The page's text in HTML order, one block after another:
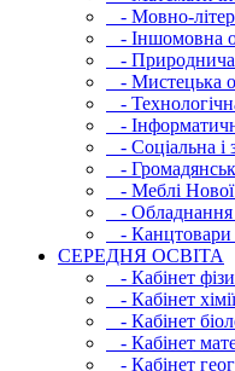
- Мовно-
- Iншомовна
- Природнича
- Мистецька
-
-
- Соціальна і
-
- Меблі Нової
- Обладнання
-
СЕРЕДНЯ ОСВIТА
- Кабінет
- Кабінет хімії
- Кабінет
- Кабінет
- Кабінет